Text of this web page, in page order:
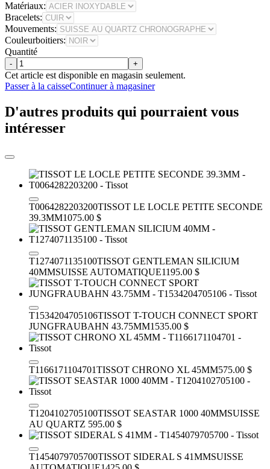
Matériaux:
Bracelets:
Mouvements:
Couleurboitiers:
Quantité
- +
Cet article est disponible en magasin seulement.
Passer à la caisseContinuer à magasiner
D'autres produits qui pourraient vous
intéresser
T0064282203200TISSOT LE LOCLE PETITE SECONDE
39.3MM1075.00 $
T1274071135100TISSOT GENTLEMAN SILICIUM
40MMSUISSE AUTOMATIQUE1195.00 $
T1534204705106TISSOT T-TOUCH CONNECT SPORT
JUNGFRAUBAHN 43.75MM1535.00 $
T1166171104701TISSOT CHRONO XL 45MM575.00 $
T1204102705100TISSOT SEASTAR 1000 40MMSUISSE
AU QUARTZ 595.00 $
T1454079705700TISSOT SIDERAL S 41MMSUISSE